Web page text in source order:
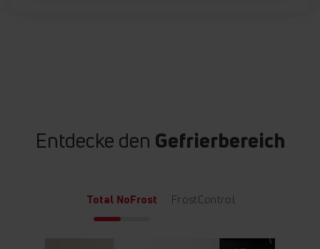
Entdecke den Gefrierbereich
Total NoFrost FrostControl